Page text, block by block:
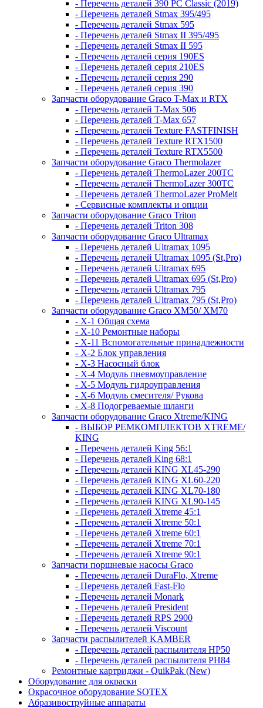
- Перечень деталей 390 PC Classic (2019)
- Перечень деталей Stmax 395/495
- Перечень деталей Stmax 595
- Перечень деталей Stmax II 395/495
- Перечень деталей Stmax II 595
- Перечень деталей серия 190ES
- Перечень деталей серия 210ES
- Перечень деталей серия 290
- Перечень деталей серия 390
Запчасти оборудование Graco T-Max и RTX
- Перечень деталей T-Max 506
- Перечень деталей T-Max 657
- Перечень деталей Texture FASTFINISH
- Перечень деталей Texture RTX1500
- Перечень деталей Texture RTX5500
Запчасти оборудование Graco Thermolazer
- Перечень деталей ThermoLazer 200TC
- Перечень деталей ThermoLazer 300TC
- Перечень деталей ThermoLazer ProMelt
- Сервисные комплекты и опции
Запчасти оборудование Graco Triton
- Перечень деталей Triton 308
Запчасти оборудование Graco Ultramax
- Перечень деталей Ultramax 1095
- Перечень деталей Ultramax 1095 (St,Pro)
- Перечень деталей Ultramax 695
- Перечень деталей Ultramax 695 (St,Pro)
- Перечень деталей Ultramax 795
- Перечень деталей Ultramax 795 (St,Pro)
Запчасти оборудование Graco XM50/ XM70
- X-1 Общая схема
- X-10 Ремонтные наборы
- X-11 Вспомогательные принадлежности
- X-2 Блок управления
- X-3 Насосный блок
- X-4 Модуль пневмоуправление
- X-5 Модуль гидроуправления
- X-6 Модуль смесителя/ Рукова
- X-8 Подогреваемые шланги
Запчасти оборудование Graco Xtreme/KING
- ВЫБОР РЕМКОМПЛЕКТОВ XTREME/
KING
- Перечень деталей King 56:1
- Перечень деталей King 68:1
- Перечень деталей KING XL45-290
- Перечень деталей KING XL60-220
- Перечень деталей KING XL70-180
- Перечень деталей KING XL90-145
- Перечень деталей Xtreme 45:1
- Перечень деталей Xtreme 50:1
- Перечень деталей Xtreme 60:1
- Перечень деталей Xtreme 70:1
- Перечень деталей Xtreme 90:1
Запчасти поршневые насосы Graco
- Перечень деталей DuraFlo, Xtreme
- Перечень деталей Fast-Flo
- Перечень деталей Monark
- Перечень деталей President
- Перечень деталей RPS 2900
- Перечень деталей Viscount
Запчасти распылителей KAMBER
- Перечень деталей распылителя HP50
- Перечень деталей распылителя PH84
Ремонтные картриджи - QuikPak (New)
Оборудование для окраски
Окрасочное оборудование SOTEX
Абразивоструйные аппараты